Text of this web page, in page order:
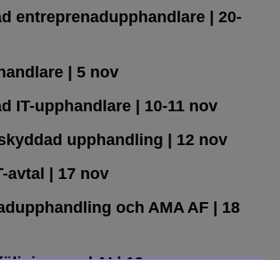
entreprenad­upphandlare | 20-
| 5 nov
IT-upphandlare| 10-11 nov
upphandling | 12 nov
avtal | 17 nov
och AMA AF| 18